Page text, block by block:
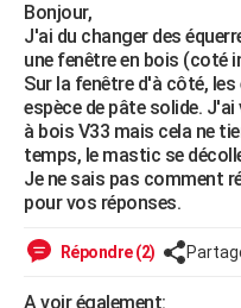
Mobiles
Meilleur smartphone
Internet
Ordinateurs
Jeux vidéo
Guide high-tech
+BRICOLAGE
Forum
Aménagement intérieur
Extérieur
Cuisine
Salle de bains
Jardinage
Rangement
WEEK-END
Guides de France
Escapades
Patrimoine
Expositions
Musées
Week-end nature
+LIFESTYLE
Art de vivre
Bien-être
Loisirs
Mode
Modes de vie
SANTE
Alimentation
Guide de la santé
Maladies
Médicaments
Sommeil
Destinations
City break
Voyage nature
Voyage de noces
Forum
Climat
Bonjour,
J'ai du changer des
une fenêtre en bois (coté
Sur la fenêtre d'à côté,
espèce de pâte solide.
à bois V33 mais cela ne
temps, le mastic se
Je ne sais pas comment
pour vos réponses.
Répondre (2)
A voir également: